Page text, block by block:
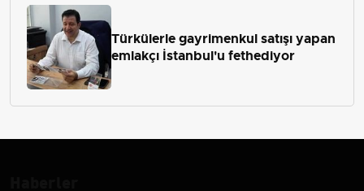
Türkülerle gayrimenkul satışı yapan
emlakçı İstanbul'u fethediyor